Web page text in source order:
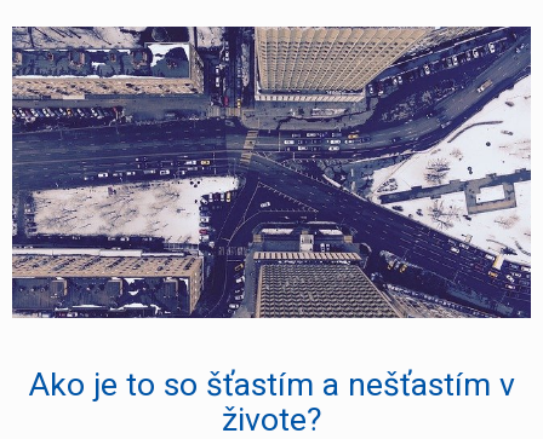
nie
len
do
lesa
Ako je to so šťastím a nešťastím v
živote?